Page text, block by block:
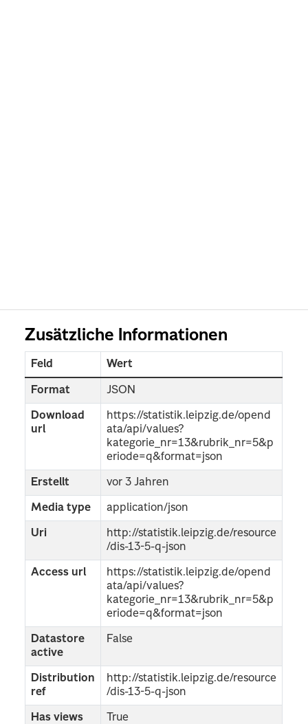
Zusätzliche Informationen
Feld Wert
Format JSON
Download
url
https://statistik.leipzig.de/opend
ata/api/values?
kategorie_nr=13&rubrik_nr=5&p
eriode=q&format=json
Erstellt vor 3 Jahren
Media type application/json
Uri
http://statistik.leipzig.de/resource
/dis-13-5-q-json
Access url
https://statistik.leipzig.de/opend
ata/api/values?
kategorie_nr=13&rubrik_nr=5&p
eriode=q&format=json
Datastore
active
False
Distribution
ref
http://statistik.leipzig.de/resource
/dis-13-5-q-json
Has views True